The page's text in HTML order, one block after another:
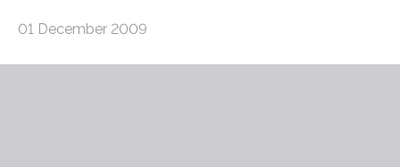
01 December 2009